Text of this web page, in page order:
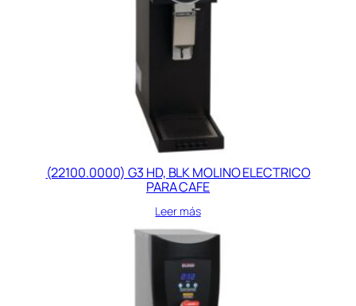
(22100.0000) G3 HD, BLK MOLINO ELECTRICO
PARA CAFE
Leer más